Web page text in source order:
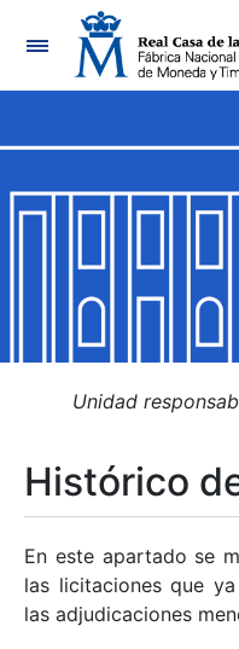
Mostrar/Ocultar
Mostrar/Ocultar
Mostrar/Ocultar
Mostrar/Ocultar
Mostrar/Ocultar
Unidad
Histórico
En este apartado se
las licitaciones que
las adjudicaciones